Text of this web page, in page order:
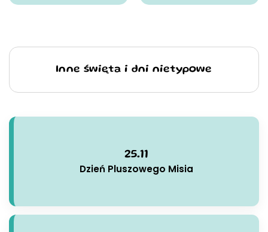
Inne święta i dni nietypowe
25.11
Dzień Pluszowego Misia